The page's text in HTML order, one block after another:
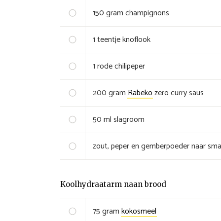
150gramchampignons
1teentjeknoflook
1rodechilipeper
200gram Rabekozero curry saus
50mlslagroom
zout, peper en gemberpoeder naar
Koolhydraatarm naan brood
75gramkokosmeel